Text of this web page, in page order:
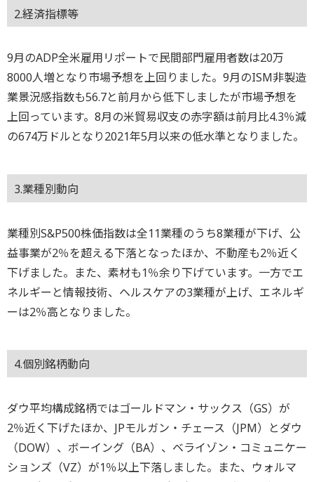
2.経済指標等
9月のADP全米雇用リポートで民間部門雇用者数は20万
8000人増となり市場予想を上回りました。9月のISM非製造
業景況感指数も56.7と前月から低下しましたが市場予想を
上回っています。8月の米貿易収支の赤字額は前月比4.3％減
の674万ドルとなり2021年5月以来の低水準となりました。
3.業種別動向
業種別S&P500株価指数は全11業種のうち8業種が下げ、公
益事業が2％を超える下落となったほか、不動産も2％近く
下げました。また、素材も1％余り下げています。一方でエ
ネルギーと情報技術、ヘルスケアの3業種が上げ、エネルギ
ーは2％高となりました。
4.個別銘柄動向
ダウ平均構成銘柄ではゴールドマン・サックス（GS）が
2％近く下げたほか、JPモルガン・チェース（JPM）とダウ
（DOW）、ボーイング（BA）、ベライゾン・コミュニケー
ションズ（VZ）が1％以上下落しました。また、ウォルマ